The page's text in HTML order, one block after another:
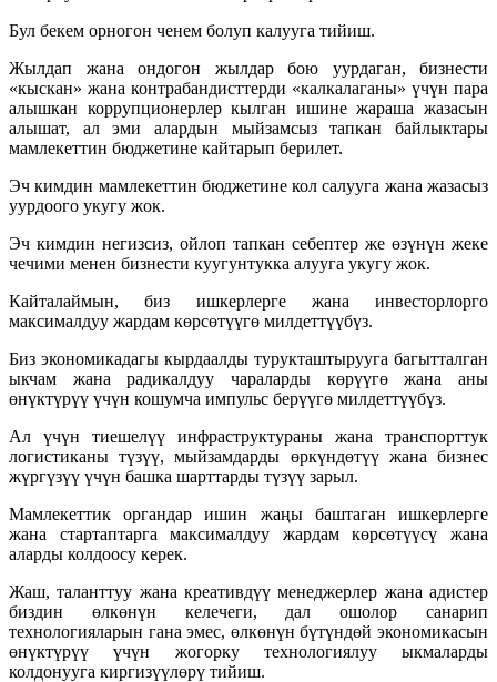
Бул бекем орногон ченем болуп калууга тийиш.
Жылдап жана ондогон жылдар бою уурдаган, бизнести
«кыскан» жана контрабандисттерди «калкалаганы» үчүн пара
алышкан коррупционерлер кылган ишине жараша жазасын
алышат, ал эми алардын мыйзамсыз тапкан байлыктары
мамлекеттин бюджетине кайтарып берилет.
Эч кимдин мамлекеттин бюджетине кол салууга жана жазасыз
уурдоого укугу жок.
Эч кимдин негизсиз, ойлоп тапкан себептер же өзүнүн жеке
чечими менен бизнести куугунтукка алууга укугу жок.
Кайталаймын, биз ишкерлерге жана инвесторлорго
максималдуу жардам көрсөтүүгө милдеттүүбүз.
Биз экономикадагы кырдаалды турукташтырууга багытталган
ыкчам жана радикалдуу чараларды көрүүгө жана аны
өнүктүрүү үчүн кошумча импульс берүүгө милдеттүүбүз.
Ал үчүн тиешелүү инфраструктураны жана транспорттук
логистиканы түзүү, мыйзамдарды өркүндөтүү жана бизнес
жүргүзүү үчүн башка шарттарды түзүү зарыл.
Мамлекеттик органдар ишин жаңы баштаган ишкерлерге
жана стартаптарга максималдуу жардам көрсөтүүсү жана
аларды колдоосу керек.
Жаш, таланттуу жана креативдүү менеджерлер жана адистер
биздин өлкөнүн келечеги, дал ошолор санарип
технологияларын гана эмес, өлкөнүн бүтүндөй экономикасын
өнүктүрүү үчүн жогорку технологиялуу ыкмаларды
колдонууга киргизүүлөрү тийиш.